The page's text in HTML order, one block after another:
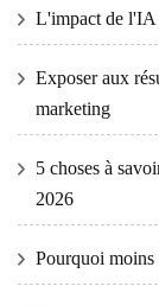
L'impact de l'IA
Exposer aux
marketing
5 choses à
2026
Pourquoi moins